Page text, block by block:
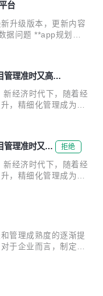
开放服务，用户可以
方式：URL 路由、H
统⼀元数据管理服
、功能元数据管理、
、系统设置管理。 R
台
升级版本，更新内容
问题 **app规划界
修复附件字段 files:
fonts: 字体图标的升
题 **grid 销毁的时候
动代理地址配置...
管理准时又高
经济时代下，随着经
，精细化管理成为企
项目计划的制定与资
，准确计算团队产
开发 1、项目立项
建立项项目后，统一
监控查看公司正在进
任务集合的功能，用
管理准时又高
拒绝
经济时代下，随着经
，精细化管理成为企
项目计划的制定与资
，准确计算团队产
开发 1、项目立项
建立项项目后，统一
监控查看公司正在进
任务集合的功能，用
管理成熟度的逐渐提
于企业而言，制定清
准掌握员工的工作产
项目整体基于JEPaaS
施的项目。用来新建